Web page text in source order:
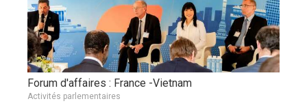
Forum d'affaires : France -Vietnam
Activités parlementaires